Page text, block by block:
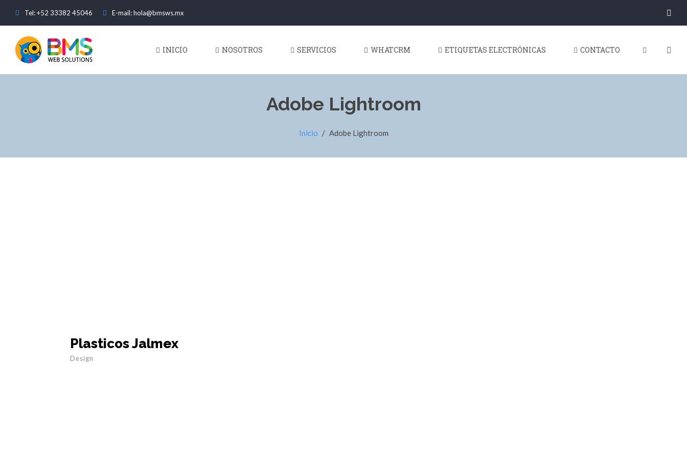
Tel: +52 33382 45046 E-mail: hola@bmsws.mx
INICIO NOSOTROS SERVICIOS WHATCRM ETIQUETAS ELECTRÓNICAS CONTACTO
Adobe Lightroom
Inicio / Adobe Lightroom
Plasticos Jalmex
Design